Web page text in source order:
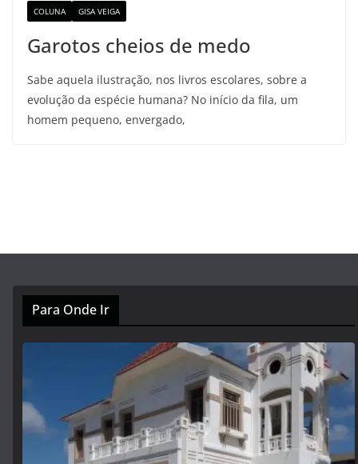
COLUNA GISA VEIGA
Garotos cheios de medo
Sabe aquela ilustração, nos livros escolares, sobre a
evolução da espécie humana? No início da fila, um
homem pequeno, envergado,
Para Onde Ir